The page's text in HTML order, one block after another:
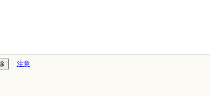
注意